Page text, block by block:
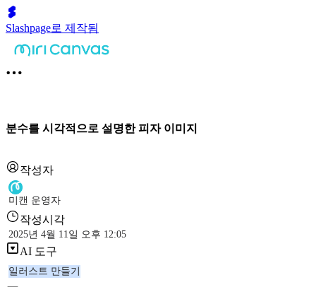
Slashpage로 제작됨
분수를 시각적으로 설명한 피자 이미지
작성자
미캔 운영자
작성시각
2025년 4월 11일 오후 12:05
AI 도구
일러스트 만들기